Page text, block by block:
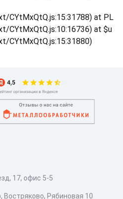
CYtMxQtQ.js:15:31788) at PL
CYtMxQtQ.js:10:16736) at $u
CYtMxQtQ.js:15:31880)
17, офис 5-5
Рябиновая 10